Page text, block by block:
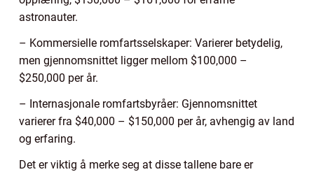
astronauter.
– Kommersielle romfartsselskaper: Varierer betydelig,
men gjennomsnittet ligger mellom $100,000 –
$250,000 per år.
– Internasjonale romfartsbyråer: Gjennomsnittet
varierer fra $40,000 – $150,000 per år, avhengig av land
og erfaring.
Det er viktig å merke seg at disse tallene bare er